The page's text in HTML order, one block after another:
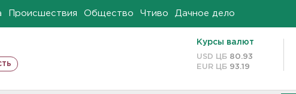
Происшествия Общество Чтиво Дачное дело
Курсы валют
USD ЦБ 80.93
EUR ЦБ 93.19